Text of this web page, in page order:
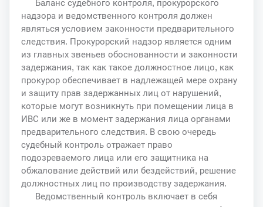
Баланс судебного контроля, прокурорского
надзора и ведомственного контроля должен
являться условием законности предварительного
следствия. Прокурорский надзор является одним
из главных звеньев обоснованности и законности
задержания, так как такое должностное лицо, как
прокурор обеспечивает в надлежащей мере охрану
и защиту прав задержанных лиц от нарушений,
которые могут возникнуть при помещении лица в
ИВС или же в момент задержания лица органами
предварительного следствия. В свою очередь
судебный контроль отражает право
подозреваемого лица или его защитника на
обжалование действий или бездействий, решение
должностных лиц по производству задержания.
Ведомственный контроль включает в себя